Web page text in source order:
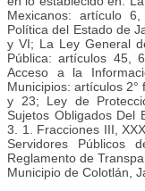
Mexicanos: artículo
Política del Estado de
y VI; La Ley General
Pública: artículos 45,
Acceso a la
Municipios: artículos 2°
y 23; Ley de
Sujetos Obligados Del
3. 1. Fracciones III,
Servidores Públicos
Reglamento de
Municipio de Colotlán,